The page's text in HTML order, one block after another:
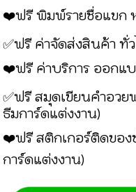
❤️ฟรี พิมพ์รายชื่อแขก
✅ฟรี ค่าจัดส่งสินค้า ทั่
❤️ฟรี ค่าบริการ ออกแ
✅ฟรี สมุดเขียนคำอวย
ธีมการ์ดแต่งงาน)
❤️ฟรี สติกเกอร์ติดของ
การ์ดแต่งงาน)